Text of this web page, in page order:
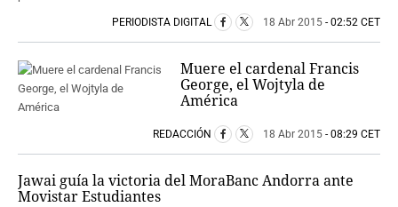
PERIODISTA DIGITAL 18 Abr 2015 - 02:52 CET
Muere el cardenal Francis
George, el Wojtyla de
América
REDACCIÓN 18 Abr 2015 - 08:29 CET
Jawai guía la victoria del MoraBanc Andorra ante
Movistar Estudiantes